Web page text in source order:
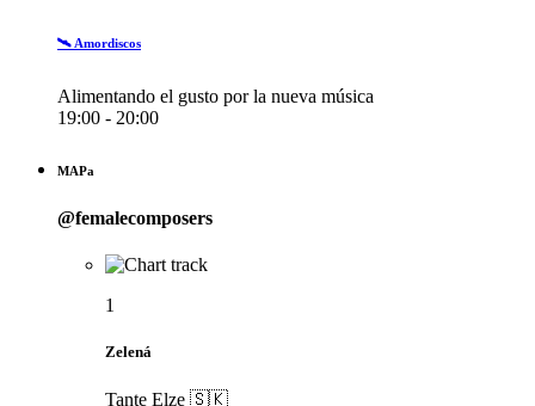
🛰️ Amordiscos
Alimentando el gusto por la nueva música
19:00 - 20:00
MAPa
@femalecomposers
1
Zelená
Tante Elze 🇸🇰